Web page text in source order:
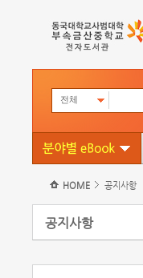
전체
HOME 공지사항
공지사항